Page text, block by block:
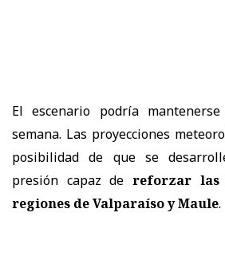
El escenario podría
semana. Las proyecciones
posibilidad de que se
presión capaz dereforzar las
regiones de Valparaíso y Maule.